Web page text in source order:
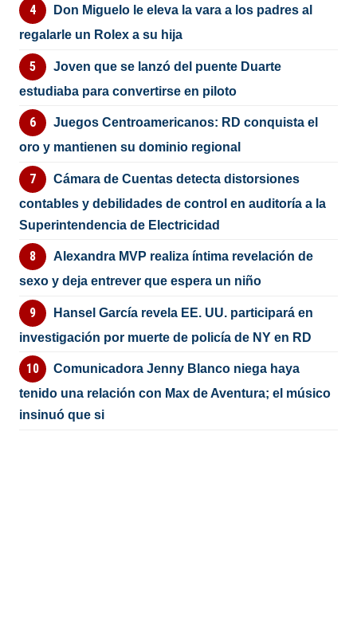
Don Miguelo le eleva la vara a los padres al
regalarle un Rolex a su hija
Joven que se lanzó del puente Duarte
estudiaba para convertirse en piloto
Juegos Centroamericanos: RD conquista el
oro y mantienen su dominio regional
Cámara de Cuentas detecta distorsiones
contables y debilidades de control en auditoría a la
Superintendencia de Electricidad
Alexandra MVP realiza íntima revelación de
sexo y deja entrever que espera un niño
Hansel García revela EE. UU. participará en
investigación por muerte de policía de NY en RD
Comunicadora Jenny Blanco niega haya
tenido una relación con Max de Aventura; el músico
insinuó que si